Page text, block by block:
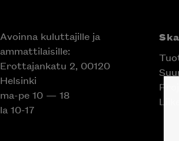
Avoinna kuluttajille ja
ammattilaisille:
Erottajankatu 2, 00120
Helsinki
ma-pe 10 — 18
la 10-17